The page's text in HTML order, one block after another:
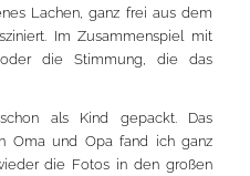
Lachen, ganz frei aus dem
Im Zusammenspiel mit
die Stimmung, die das
als Kind gepackt. Das
Oma und Opa fand ich ganz
die Fotos in den großen